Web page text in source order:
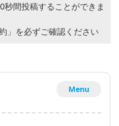
間投稿することができま
」 を必ずご確認ください
Menu